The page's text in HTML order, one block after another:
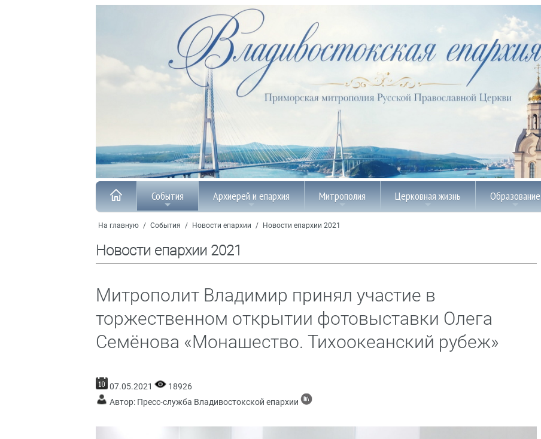
События Архиерей и епархия Митрополия Церковная жизнь Образование
На главную / События / Новости епархии / Новости епархии 2021
Новости епархии 2021
Митрополит Владимир принял участие в
торжественном открытии фотовыставки Олега
Семёнова «Монашество. Тихоокеанский рубеж»
07.05.2021
18926
Автор: Пресс-служба Владивостокской епархии